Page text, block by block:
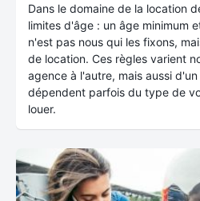
Dans le domaine de la location
limites d'âge : un âge minimum
n'est pas nous qui les fixons,
de location. Ces règles varient
agence à l'autre, mais aussi
dépendent parfois du type de
louer.